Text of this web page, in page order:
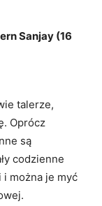
Sanjay (16
talerze,
Oprócz
są
codzienne
można je myć